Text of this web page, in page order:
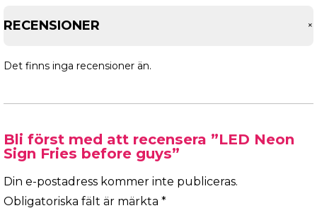
RECENSIONER +
Det finns inga recensioner än.
Bli först med att recensera ”LED Neon
Sign Fries before guys”
Din e-postadress kommer inte publiceras.
Obligatoriska fält är märkta *